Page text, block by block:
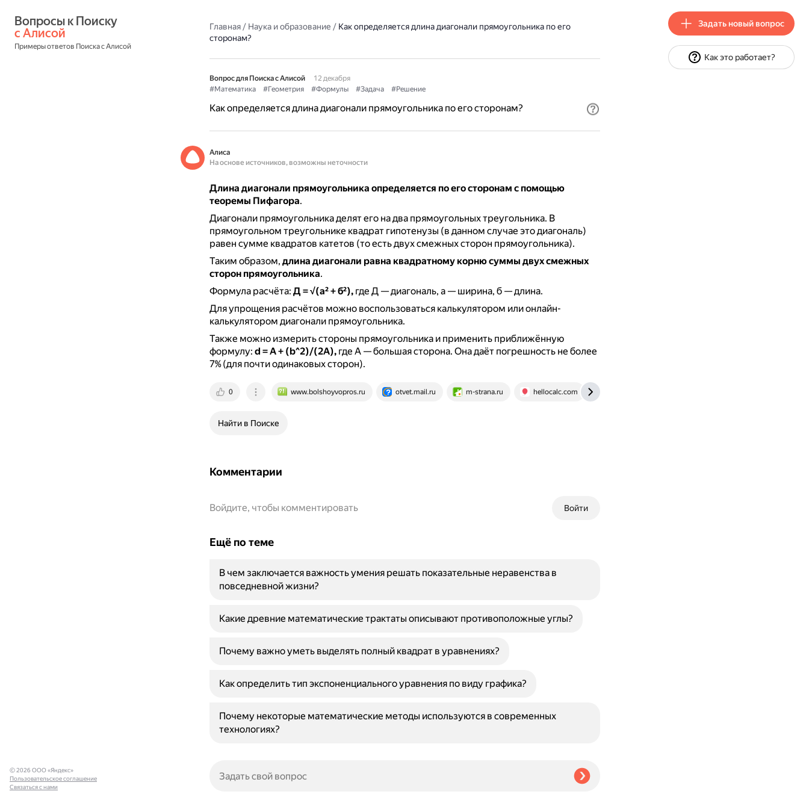
с Алисой
Примеры ответов Поиска с Алисой
Главная/ Наука и образование / Как определяется длина диагонали прямоугольника по его
сторонам?
Вопрос для Поиска с Алисой
12 декабря
#Математика
#Геометрия #Формулы #Задача #Решение
Как определяется длина диагонали прямоугольника по его сторонам?
Алиса
На основе источников, возможны неточности
Длина диагонали прямоугольника определяется по его сторонам с помощью
теоремы Пифагора.
Диагонали прямоугольника делят его на два прямоугольных треугольника. В
прямоугольном треугольнике квадрат гипотенузы (в данном случае это диагональ)
равен сумме квадратов катетов (то есть двух смежных сторон прямоугольника).
Таким образом, длина диагонали равна квадратному корню суммы двух смежных
сторон прямоугольника.
Формула расчёта: Д = √(а² + б²),где Д — диагональ, а — ширина, б — длина.
Для упрощения расчётов можно воспользоваться калькулятором или онлайн-
калькулятором диагонали прямоугольника.
Также можно измерить стороны прямоугольника и применить приближённую
формулу: d = A + (b^2)/(2A),где А — большая сторона. Она даёт погрешность не более
7% (для почти одинаковых сторон).
0 www.bolshoyvopros.ru otvet.mail.ru m-strana.ru hellocalc.com
Найти в Поиске
Комментарии
Войти
Войдите, чтобы комментировать
Ещё по теме
В чем заключается важность умения решать показательные неравенства в
повседневной жизни?
Какие древние математические трактаты описывают противоположные углы?
Почему важно уметь выделять полный квадрат в уравнениях?
Как определить тип экспоненциального уравнения по виду графика?
Почему некоторые математические методы используются в современных
технологиях?
© 2026 ООО «Яндекс»
Пользовательское соглашение
Связаться с нами
Задать новый вопрос
Как это работает?